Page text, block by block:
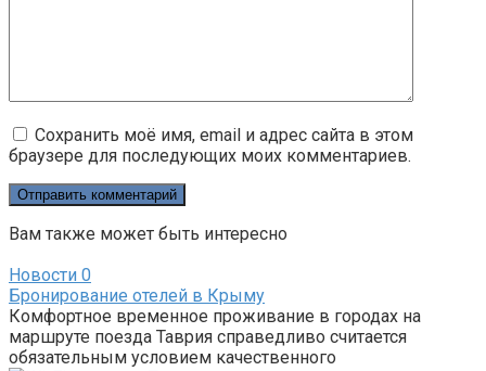
Сохранить моё имя, email и адрес сайта в этом
браузере для последующих моих комментариев.
Вам также может быть интересно
Новости 0
Бронирование отелей в Крыму
Комфортное временное проживание в городах на
маршруте поезда Таврия справедливо считается
обязательным условием качественного